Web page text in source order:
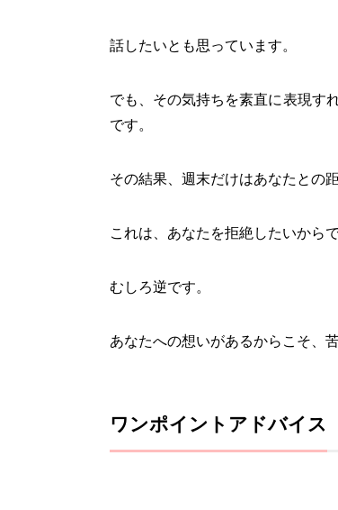
話したいとも思っています。
でも、その気持ちを素直に表現す
です。
その結果、週末だけはあなたとの
これは、あなたを拒絶したいから
むしろ逆です。
あなたへの想いがあるからこそ、
ワンポイントアドバイス